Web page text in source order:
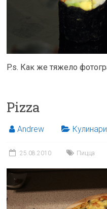
P.s. Как же тяжело
Pizza
Andrew
25.08.2010 Пицца